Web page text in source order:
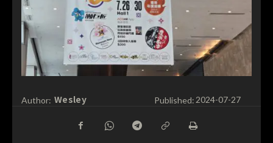
Author: Wesley Published:2024-07-27